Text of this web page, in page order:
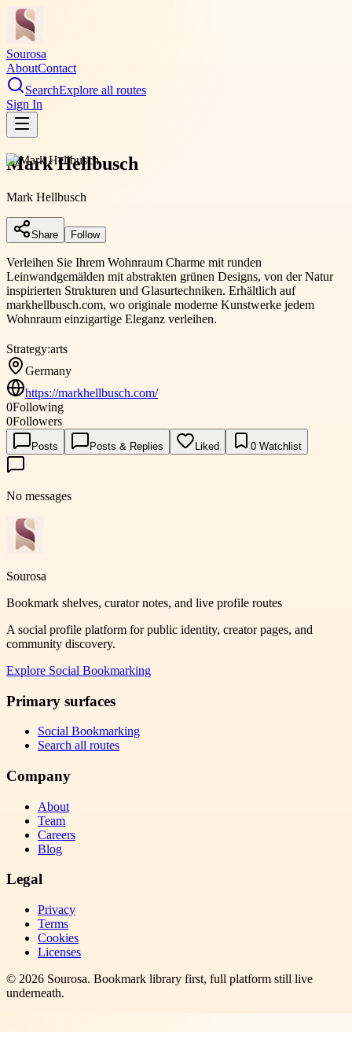
Sourosa
AboutContact
SearchExplore all routes
Sign In
Mark Hellbusch
Mark Hellbusch
Share Follow
Verleihen Sie Ihrem Wohnraum Charme mit runden
Leinwandgemälden mit abstrakten grünen Designs, von der Natur
inspirierten Strukturen und Glasurtechniken. Erhältlich auf
markhellbusch.com, wo originale moderne Kunstwerke jedem
Wohnraum einzigartige Eleganz verleihen.
Strategy:arts
Germany
https://markhellbusch.com/
0Following
0Followers
Posts Posts & Replies Liked 0 Watchlist
No messages
Sourosa
Bookmark shelves, curator notes, and live profile routes
A social profile platform for public identity, creator pages, and
community discovery.
Explore Social Bookmarking
Primary surfaces
Social Bookmarking
Search all routes
Company
About
Team
Careers
Blog
Legal
Privacy
Terms
Cookies
Licenses
© 2026 Sourosa. Bookmark library first, full platform still live
underneath.